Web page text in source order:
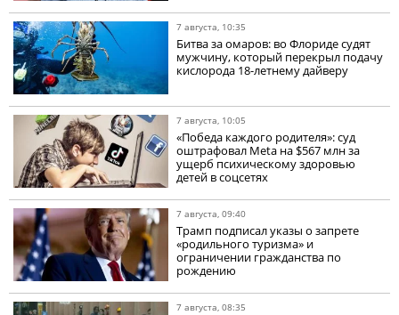
7 августа, 10:35
Битва за омаров: во Флориде судят
мужчину, который перекрыл подачу
кислорода 18-летнему дайверу
7 августа, 10:05
«Победа каждого родителя»: суд
оштрафовал Meta на $567 млн за
ущерб психическому здоровью
детей в соцсетях
7 августа, 09:40
Трамп подписал указы о запрете
«родильного туризма» и
ограничении гражданства по
рождению
7 августа, 08:35